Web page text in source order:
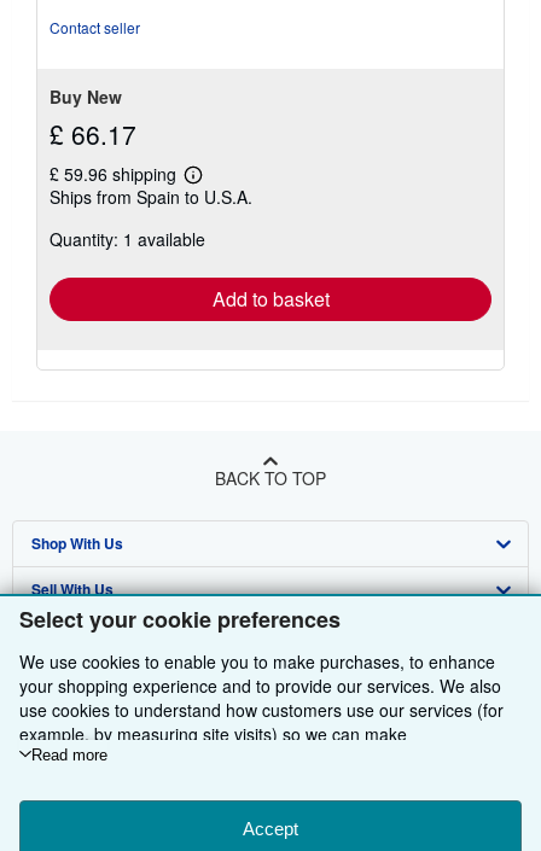
Select your cookie preferences
We use cookies to enable you to make purchases, to enhance
your shopping experience and to provide our services. We also
use cookies to understand how customers use our services (for
example, by measuring site visits) so we can make
improvements. If you agree, we'll also use third-party cookies to
Choose "Decline" to reject, or "Customise" to learn more. You can
change your choices at any time by visiting
Read more
Accept
Contact seller
Buy New
£ 66.17
£ 59.96 shipping
Learn
more
shipping
Ships from Spain to U.S.A.
Quantity: 1 available
Add to basket
BACK TO TOP
Shop With Us
Advanced Search
Browse Collections
My Account
My Orders
Sell With Us
Start Selling
Join Our Affiliate Programme
Book Buyback
About Us
About AbeBooks
Media
Find Help
Help
Other AbeBooks Companies